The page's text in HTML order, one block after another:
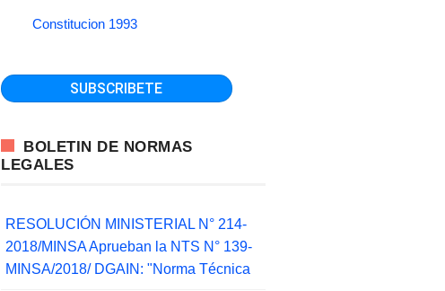
Constitucion 1993
BOLETIN DE NORMAS
LEGALES
RESOLUCIÓN MINISTERIAL N° 214-
2018/MINSA Aprueban la NTS N° 139-
MINSA/2018/ DGAIN: "Norma Técnica